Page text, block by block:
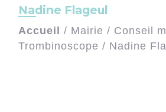
Nadine Flageul
Accueil / Mairie / Conseil
Trombinoscope / Nadine